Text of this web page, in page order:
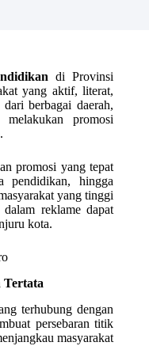
di Provinsi
yang aktif, literat,
berbagai daerah,
promosi
.
promosi yang tepat
pendidikan, hingga
yang tinggi
reklame dapat
kota.
Tertata
terhubung dengan
persebaran titik
masyarakat